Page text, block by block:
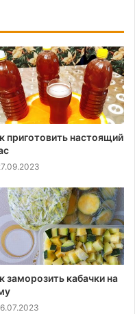
приготовить настоящий
заморозить кабачки на